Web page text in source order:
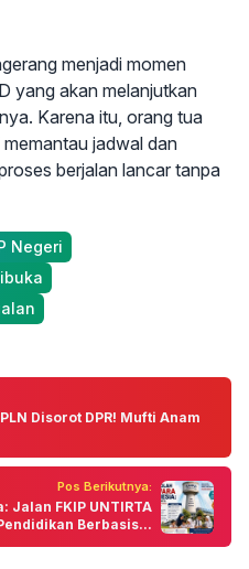
menjadi momen
yang akan melanjutkan
Karena itu, orang tua
jadwal dan
berjalan lancar tanpa
Negeri
Disorot DPR! Mufti Anam
Pos Berikutnya:
Jalan FKIP UNTIRTA
Berbasis...